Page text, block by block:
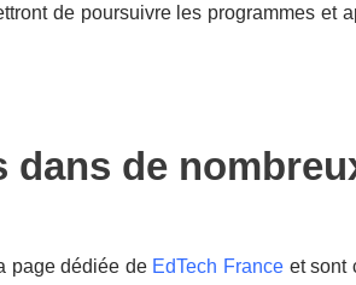
de poursuivre les programmes et
dans de
page dédiée de EdTech France et sont